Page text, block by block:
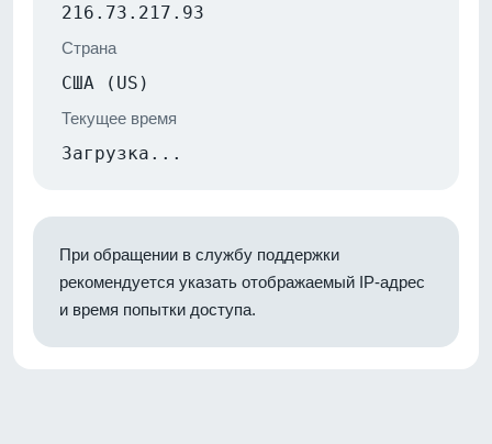
216.73.217.93
Страна
США (US)
Текущее время
Загрузка...
При обращении в службу поддержки
рекомендуется указать отображаемый IP-адрес
и время попытки доступа.